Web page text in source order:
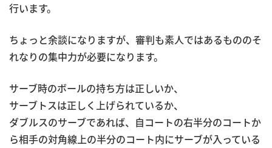
行います。
ちょっと余談になりますが、審判も素人ではあるもののそ
れなりの集中力が必要になります。
サーブ時のボールの持ち方は正しいか、
サーブトスは正しく上げられているか、
ダブルスのサーブであれば、自コートの右半分のコートか
ら相手の対角線上の半分のコート内にサーブが入っている